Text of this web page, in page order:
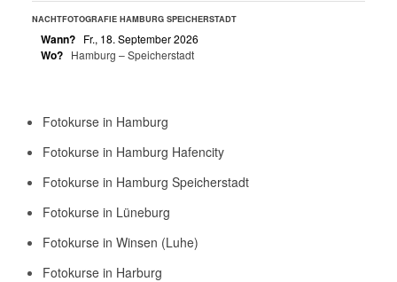
NACHTFOTOGRAFIE HAMBURG SPEICHERSTADT
Wann? Fr., 18. September 2026
Wo? Hamburg – Speicherstadt
Fotokurse in Hamburg
Fotokurse in Hamburg Hafencity
Fotokurse in Hamburg Speicherstadt
Fotokurse in Lüneburg
Fotokurse in Winsen (Luhe)
Fotokurse in Harburg